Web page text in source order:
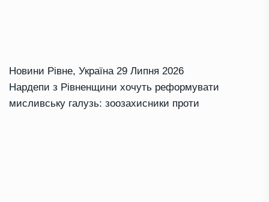
Новини Рівне, Україна 29 Липня 2026
Нардепи з Рівненщини хочуть реформувати
мисливську галузь: зоозахисники проти